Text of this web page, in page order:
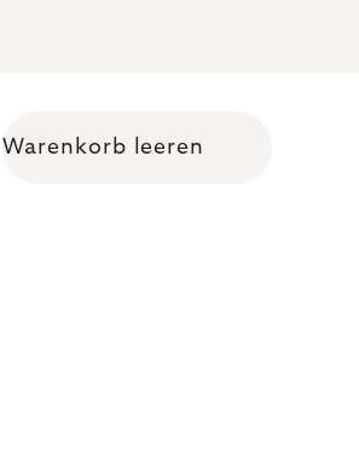
Warenkorb leeren